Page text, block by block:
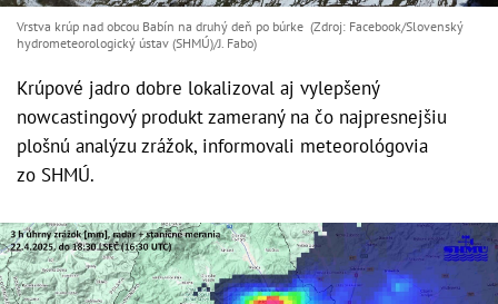
Vrstva krúp nad obcou Babín na druhý deň po búrke (Zdroj: Facebook/Slovenský
hydrometeorologický ústav (SHMÚ)/J. Fabo)
Krúpové jadro dobre lokalizoval aj vylepšený
nowcastingový produkt zameraný na čo najpresnejšiu
plošnú analýzu zrážok, informovali meteorológovia
zo SHMÚ.